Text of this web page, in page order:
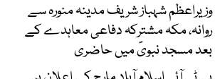
وزیراعظم شہباز شریف مدینہ منورہ سے
روانہ، مکہ مشترکہ دفاعی معاہدے کے
بعد مسجد نبویؐ میں حاضری